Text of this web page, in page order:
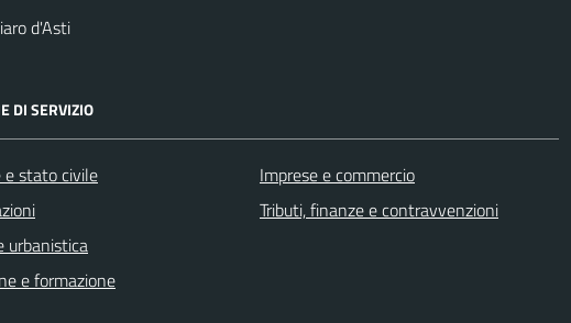
d'Asti
DI SERVIZIO
e stato civile
urbanistica
e formazione
Imprese e commercio
Tributi, finanze e contravvenzioni